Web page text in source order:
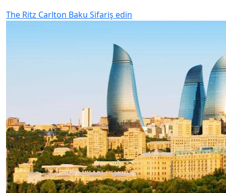
The Ritz Carlton Baku Sifariş edin